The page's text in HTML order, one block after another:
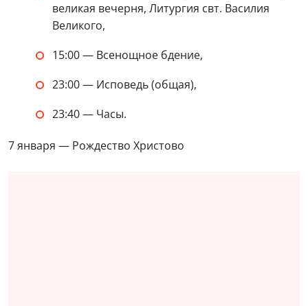
великая вечерня, Литургия свт. Василия
Великого,
15:00 — Всенощное бдение,
23:00 — Исповедь (общая),
23:40 — Часы.
7 января — Рождество Христово